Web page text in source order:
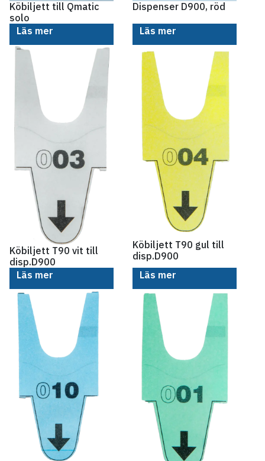
Köbiljett till Qmatic
solo
Läs mer
Dispenser D900, röd
Läs mer
Köbiljett T90 vit till
disp.D900
Läs mer
Köbiljett T90 gul till
disp.D900
Läs mer